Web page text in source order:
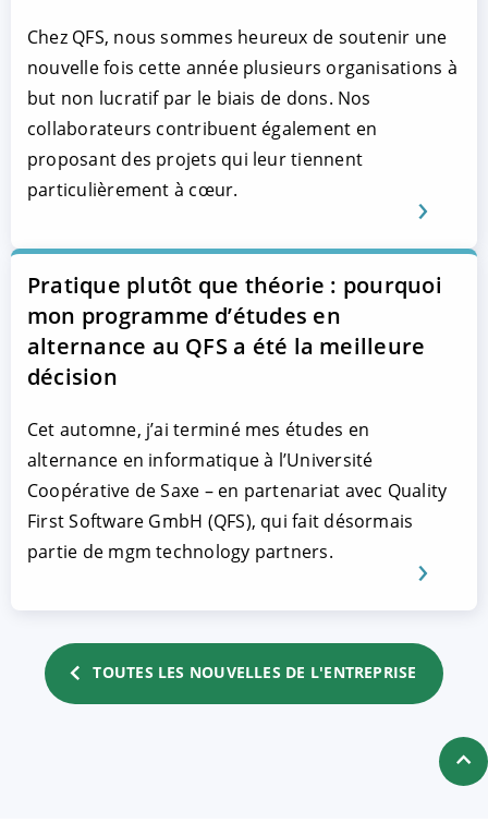
Chez QFS, nous sommes heureux de soutenir une
nouvelle fois cette année plusieurs organisations à
but non lucratif par le biais de dons. Nos
collaborateurs contribuent également en
proposant des projets qui leur tiennent
particulièrement à cœur.
Pratique plutôt que théorie : pourquoi
mon programme d’études en
alternance au QFS a été la meilleure
décision
Cet automne, j’ai terminé mes études en
alternance en informatique à l’Université
Coopérative de Saxe – en partenariat avec Quality
First Software GmbH (QFS), qui fait désormais
partie de mgm technology partners.
TOUTES LES NOUVELLES DE L'ENTREPRISE